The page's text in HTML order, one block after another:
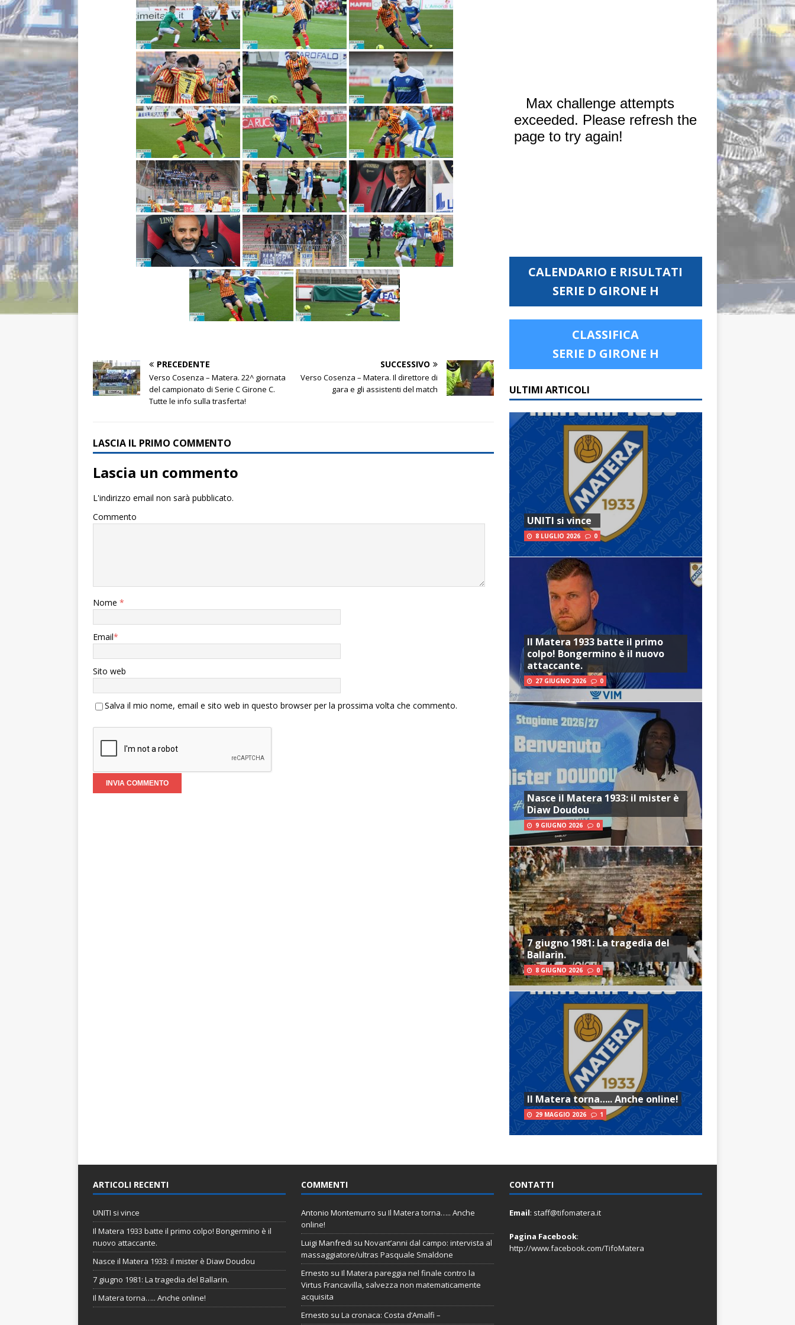
PRECEDENTE
Verso Cosenza – Matera. 22^ giornata
del campionato di Serie C Girone C.
Tutte le info sulla trasferta!
SUCCESSIVO
Verso Cosenza – Matera. Il direttore di
gara e gli assistenti del match
LASCIA IL PRIMO COMMENTO
Lascia un commento
L'indirizzo email non sarà pubblicato.
Commento
Nome *
Email*
Sito web
Salva il mio nome, email e sito web in questo browser per la prossima volta che commento.
CALENDARIO E RISULTATI
SERIE D GIRONE H
CLASSIFICA
SERIE D GIRONE H
ULTIMI ARTICOLI
UNITI si vince
8 LUGLIO 2026 0
Il Matera 1933 batte il primo
colpo! Bongermino è il nuovo
attaccante.
27 GIUGNO 2026 0
Nasce il Matera 1933: il mister è
Diaw Doudou
9 GIUGNO 2026 0
7 giugno 1981: La tragedia del
Ballarin.
8 GIUGNO 2026 0
Il Matera torna….. Anche online!
29 MAGGIO 2026 1
ARTICOLI RECENTI
UNITI si vince
Il Matera 1933 batte il primo colpo! Bongermino è il
nuovo attaccante.
Nasce il Matera 1933: il mister è Diaw Doudou
7 giugno 1981: La tragedia del Ballarin.
Il Matera torna….. Anche online!
COMMENTI
Antonio Montemurro su Il Matera torna….. Anche
online!
Luigi Manfredi su Novant’anni dal campo: intervista al
massaggiatore/ultras Pasquale Smaldone
Ernesto su Il Matera pareggia nel finale contro la
Virtus Francavilla, salvezza non matematicamente
acquisita
Ernesto su La cronaca: Costa d’Amalfi –
CONTATTI
Email: staff@tifomatera.it
Pagina Facebook:
http://www.facebook.com/TifoMatera